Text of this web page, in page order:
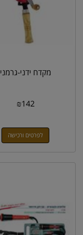
מקדח ידני-גרמני
₪142
לפרטים ורכישה